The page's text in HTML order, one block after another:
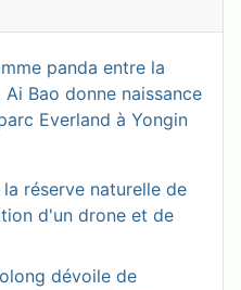
panda entre la
Bao donne naissance
Everland à Yongin
réserve naturelle de
d'un drone et de
dévoile de